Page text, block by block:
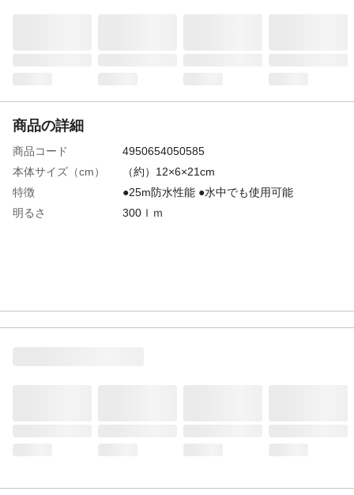
商品の詳細
商品コード
4950654050585
本体サイズ（cm）
（約）12×6×21cm
特徴
●25m防水性能 ●水中でも使用可能
明るさ
300ｌｍ